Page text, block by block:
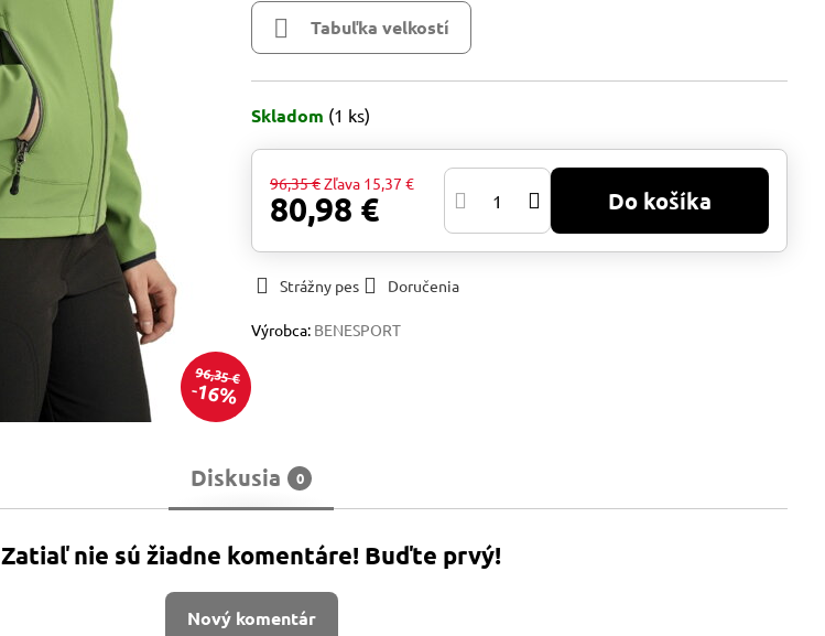
96,35 €
16%
Tabuľka velkostí
Skladom (1 ks)
96,35 €Zľava 15,37 €
80,98 € Do košíka
Strážny pes Doručenia
Výrobca: BENESPORT
Diskusia 0
Zatiaľ nie sú žiadne komentáre! Buďte prvý!
Nový komentár